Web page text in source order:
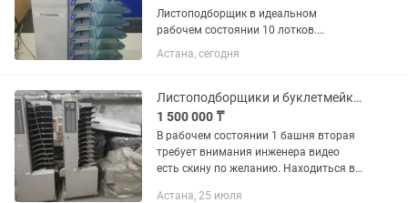
Листоподборщик в идеальном
рабочем состоянии 10 лотков.
Возможна отправка по регионам.
Астана, сегодня
Листоподборщики и буклетмейкер
1 500 000 ₸
В рабочем состоянии 1 башня вторая
требует внимания инженера видео
есть скину по желанию. Находиться в
Астана, 25 июля